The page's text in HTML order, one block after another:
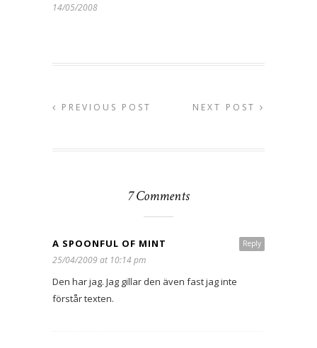
14/05/2008
PREVIOUS POST NEXT POST
7 Comments
Reply
A SPOONFUL OF MINT
25/04/2009 at 10:14 pm
Den har jag. Jag gillar den även fast jag inte
förstår texten.